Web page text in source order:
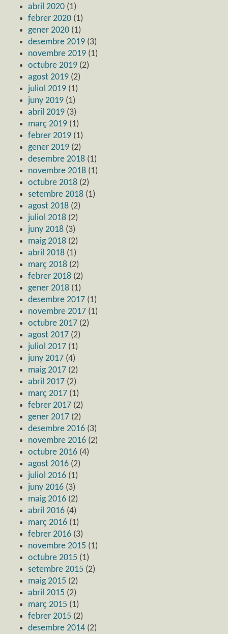
abril 2020 (1)
febrer 2020 (1)
gener 2020 (1)
desembre 2019 (3)
novembre 2019 (1)
octubre 2019 (2)
agost 2019 (2)
juliol 2019 (1)
juny 2019 (1)
abril 2019 (3)
març 2019 (1)
febrer 2019 (1)
gener 2019 (2)
desembre 2018 (1)
novembre 2018 (1)
octubre 2018 (2)
setembre 2018 (1)
agost 2018 (2)
juliol 2018 (2)
juny 2018 (3)
maig 2018 (2)
abril 2018 (1)
març 2018 (2)
febrer 2018 (2)
gener 2018 (1)
desembre 2017 (1)
novembre 2017 (1)
octubre 2017 (2)
agost 2017 (2)
juliol 2017 (1)
juny 2017 (4)
maig 2017 (2)
abril 2017 (2)
març 2017 (1)
febrer 2017 (2)
gener 2017 (2)
desembre 2016 (3)
novembre 2016 (2)
octubre 2016 (4)
agost 2016 (2)
juliol 2016 (1)
juny 2016 (3)
maig 2016 (2)
abril 2016 (4)
març 2016 (1)
febrer 2016 (3)
novembre 2015 (1)
octubre 2015 (1)
setembre 2015 (2)
maig 2015 (2)
abril 2015 (2)
març 2015 (1)
febrer 2015 (2)
desembre 2014 (2)